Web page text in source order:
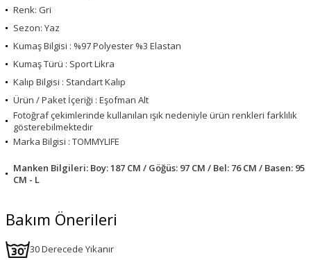
Renk: Gri
Sezon: Yaz
Kumaş Bilgisi : %97 Polyester %3 Elastan
Kumaş Türü : Sport Likra
Kalıp Bilgisi : Standart Kalıp
Ürün / Paket İçeriği : Eşofman Alt
Fotoğraf çekimlerinde kullanılan ışık nedeniyle ürün renkleri farklılık
gösterebilmektedir
Marka Bilgisi : TOMMYLIFE
Manken Bilgileri: Boy: 187 CM / Göğüs: 97 CM / Bel: 76 CM / Basen: 95
CM - L
Bakım Önerileri
30 Derecede Yıkanır